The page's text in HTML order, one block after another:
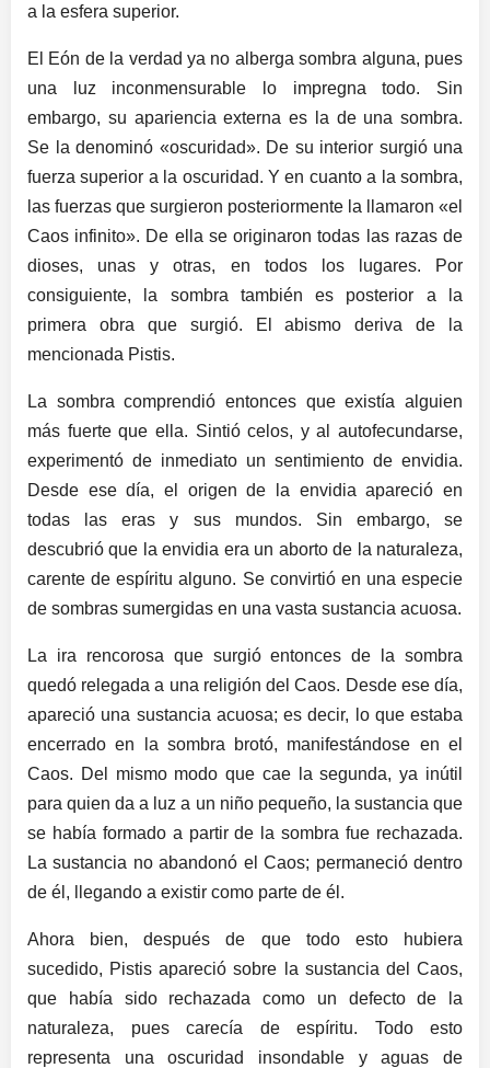
a la esfera superior.
El Eón de la verdad ya no alberga sombra alguna, pues
una luz inconmensurable lo impregna todo. Sin
embargo, su apariencia externa es la de una sombra.
Se la denominó «oscuridad». De su interior surgió una
fuerza superior a la oscuridad. Y en cuanto a la sombra,
las fuerzas que surgieron posteriormente la llamaron «el
Caos infinito». De ella se originaron todas las razas de
dioses, unas y otras, en todos los lugares. Por
consiguiente, la sombra también es posterior a la
primera obra que surgió. El abismo deriva de la
mencionada Pistis.
La sombra comprendió entonces que existía alguien
más fuerte que ella. Sintió celos, y al autofecundarse,
experimentó de inmediato un sentimiento de envidia.
Desde ese día, el origen de la envidia apareció en
todas las eras y sus mundos. Sin embargo, se
descubrió que la envidia era un aborto de la naturaleza,
carente de espíritu alguno. Se convirtió en una especie
de sombras sumergidas en una vasta sustancia acuosa.
La ira rencorosa que surgió entonces de la sombra
quedó relegada a una religión del Caos. Desde ese día,
apareció una sustancia acuosa; es decir, lo que estaba
encerrado en la sombra brotó, manifestándose en el
Caos. Del mismo modo que cae la segunda, ya inútil
para quien da a luz a un niño pequeño, la sustancia que
se había formado a partir de la sombra fue rechazada.
La sustancia no abandonó el Caos; permaneció dentro
de él, llegando a existir como parte de él.
Ahora bien, después de que todo esto hubiera
sucedido, Pistis apareció sobre la sustancia del Caos,
que había sido rechazada como un defecto de la
naturaleza, pues carecía de espíritu. Todo esto
representa una oscuridad insondable y aguas de